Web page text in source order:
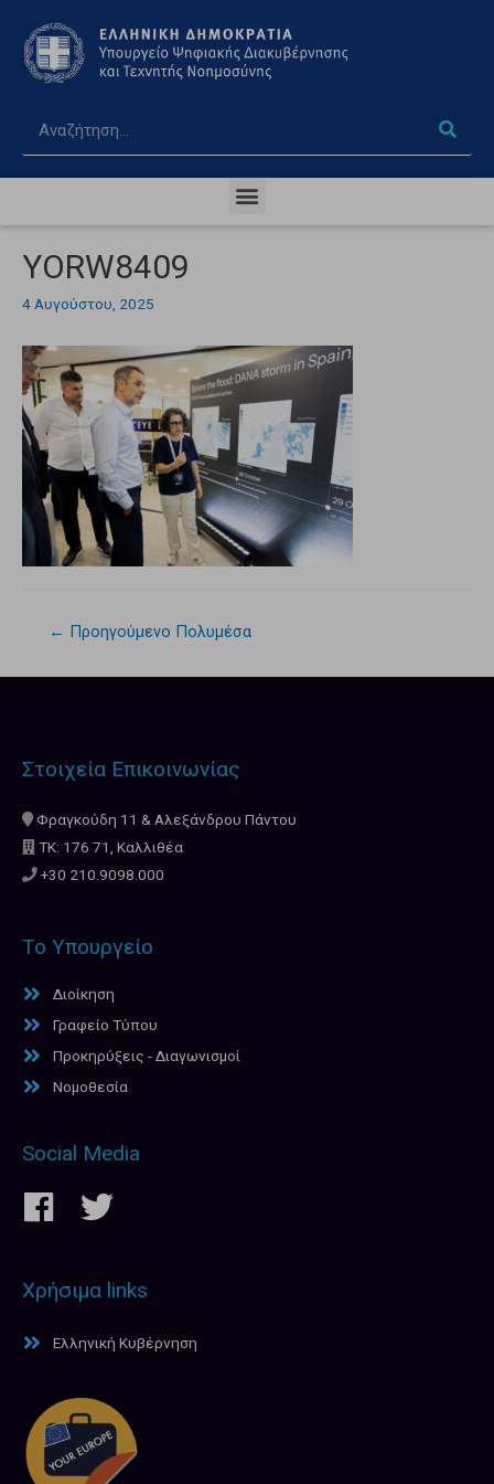
YORW8409
4 Αυγούστου, 2025
← Προηγούμενο Πολυμέσα
Στοιχεία Επικοινωνίας
Φραγκούδη 11 & Αλεξάνδρου Πάντου
ΤΚ: 176 71, Καλλιθέα
+30 210.9098.000
Το Υπουργείο
Διοίκηση
Γραφείο Τύπου
Προκηρύξεις - Διαγωνισμοί
Νομοθεσία
Social Media
Χρήσιμα links
Ελληνική Κυβέρνηση